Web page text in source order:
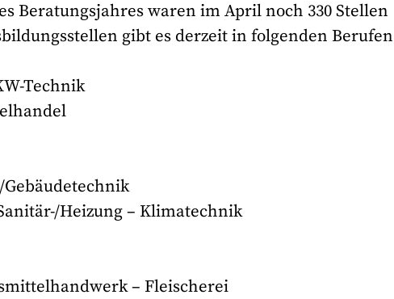
Beratungsjahres waren im April noch 330 Stellen
gibt es derzeit in folgenden
Technik
Heizung – Klimatechnik
– Fleischerei